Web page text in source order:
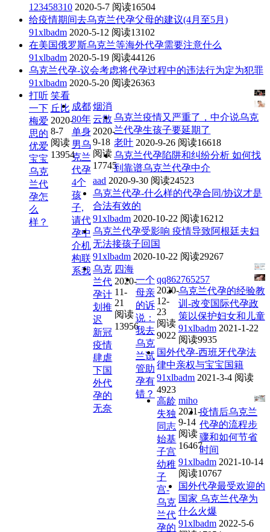
123458310 2020-5-7 阅读16504
给疫情期间去乌克兰代孕父母的建议(4月至5月)
91xlbadm 2020-5-12 阅读13102
在美国俄罗斯乌克兰等海外代孕需要注意什么
91xlbadm 2020-5-19 阅读44126
乌克兰代孕-议会考虑将代孕过程中的违法行为定为犯罪
91xlbadm 2020-5-20 阅读26363
打听
一下
梅爱
思的
优爱
宝宝
乌克
兰代
孕怎
么
样？
笑看
丘比
2020-
8-7
阅读
13954
成都
80年
单身
男乌
克兰
代孕
4个
孩
子,
请代
孕中
介机
构联
系我
烟消
云散
2020-
9-18
阅读
17745
乌克兰疫情又严重了，中介说乌克
兰代孕生孩子要延期了
老叶 2020-9-26 阅读16618
乌克兰代孕陷阱和纠纷分析 如何找
到靠谱乌克兰代孕中介
aad 2020-9-30 阅读24523
乌克兰代孕-什么样的代孕合同/协议才是
合法有效的
91xlbadm 2020-10-22 阅读16212
乌克兰代孕受影响 疫情导致阿根廷夫妇
无法接孩子回国
91xlbadm 2020-10-22 阅读29267
乌克
兰代
孕计
划推
迟
新冠
疫情
肆虐
下国
外代
孕的
无奈
四海
2020-
11-
21
阅读
13956
一个
母亲
的诉
说：
我去
乌克
兰试
管助
孕有
错？
qq862765257
2020-
12-
23
阅读
9022
乌克兰代孕的经验教
训-改变国际代孕政
策以保护妇女和儿童
91xlbadm 2021-1-22
阅读9935
国外代孕-西班牙代孕法
律中亲权与宝宝国籍
91xlbadm 2021-3-4 阅读
4923
高龄
失独
同志
始基
子宫
幼稚
子
宫-
乌克
兰代
孕的
miho
2021-
9-14
阅读
16467
疫情后乌克兰
代孕的流程步
骤和如何节省
时间
91xlbadm 2021-10-14
阅读10767
国外代孕最受欢迎的
国家 乌克兰代孕为
什么火爆
91xlbadm 2022-5-6